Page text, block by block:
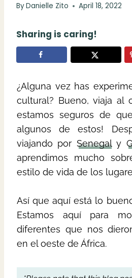
ByDanielle Zito April 18, 2022
Sharing is caring!
¿Alguna vez has
cultural? Bueno, viaja al
estamos seguros de
algunos de estos!
viajando por Senegaly
aprendimos mucho
estilo de vida de los
Así que aquí está lo
Estamos aquí para
diferentes que nos
en el oeste de África.